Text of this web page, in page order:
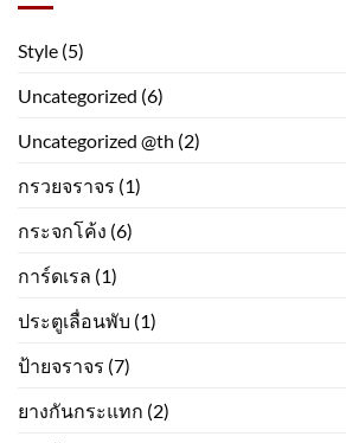
Style (5)
Uncategorized (6)
Uncategorized @th (2)
กรวยจราจร (1)
กระจกโค้ง (6)
การ์ดเรล (1)
ประตูเลื่อนพับ (1)
ป้ายจราจร (7)
ยางกันกระแทก (2)